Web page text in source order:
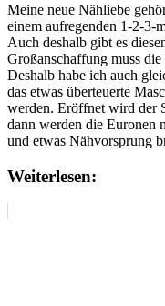
Meine neue Nähliebe
einem aufregenden 1-2-3-
Auch deshalb gibt es
Großanschaffung muss
Deshalb habe ich auch
das etwas überteuerte
werden. Eröffnet wird der
dann werden die Euronen
und etwas Nähvorsprung
Weiterlesen: